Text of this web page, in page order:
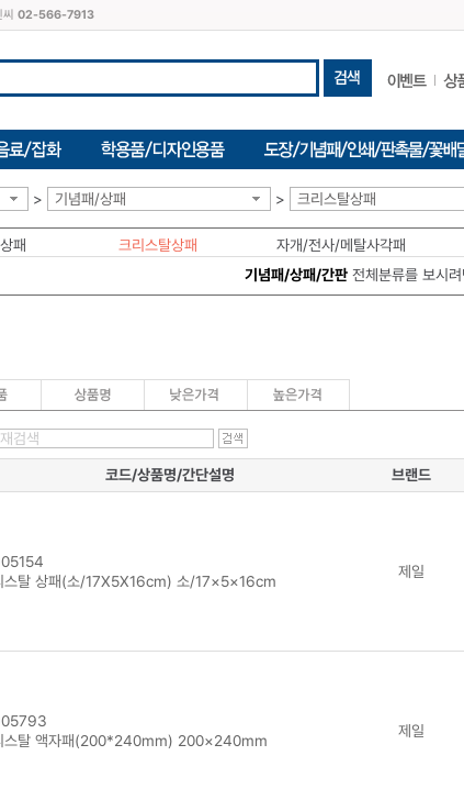
02-566-7913
> 기념패/상패 > 크리스탈상패
패 크리스탈상패
자개/전사/메탈사각패
기념패/상패/간판전체분류를 보시
코드/상품명/간단설명 브랜드
스탈 상패(소/17X5X16cm) 소/17×5×16cm
제일
스탈 액자패(200*240mm) 200×240mm
제일